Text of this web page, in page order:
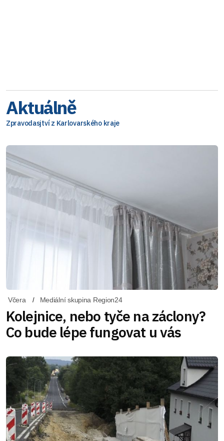
Aktuálně
Zpravodasjtví z Karlovarského kraje
Včera Mediální skupina Region24
Kolejnice, nebo tyče na záclony?
Co bude lépe fungovat u vás